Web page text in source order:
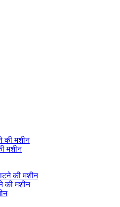
मशीन
की मशीन